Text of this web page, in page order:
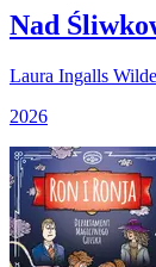
Nad
Laura Ingalls
2026